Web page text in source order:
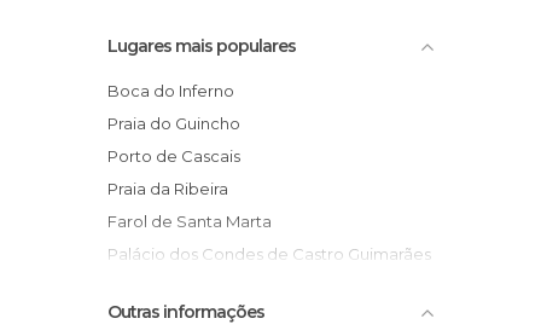
Portos em Cascais
Praças em Cascais
Praias em Cascais
Lugares mais populares
Boca do Inferno
Praia do Guincho
Porto de Cascais
Praia da Ribeira
Farol de Santa Marta
Palácio dos Condes de Castro Guimarães
Praia da Parede
Outras informações